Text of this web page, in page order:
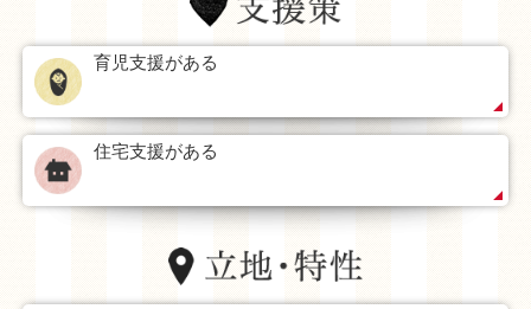
育児支援がある
住宅支援がある